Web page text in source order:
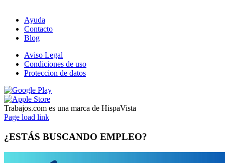
Ayuda
Contacto
Blog
Aviso Legal
Condiciones de uso
Proteccion de datos
Trabajos.com es una marca de HispaVista
Facebook
Twitter
LinkedIn
Page load link
¿ESTÁS BUSCANDO EMPLEO?